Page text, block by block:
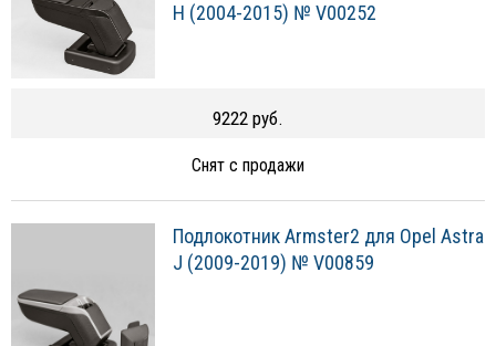
H (2004-2015) № V00252
9222 руб.
Снят с продажи
Подлокотник Armster2 для Opel Astra
J (2009-2019) № V00859